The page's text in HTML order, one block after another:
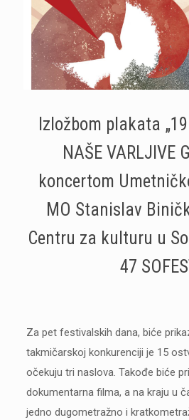
Izložbom plakata
NAŠE VARLJIVE
koncertom
MO Stanislav
Centru za kulturu u
47
Za pet festivalskih dana, biće
takmičarskoj konkurenciji je 15
očekuju tri naslova. Takođe biće
dokumentarna filma, a na kraju u
jedno dugometražno i